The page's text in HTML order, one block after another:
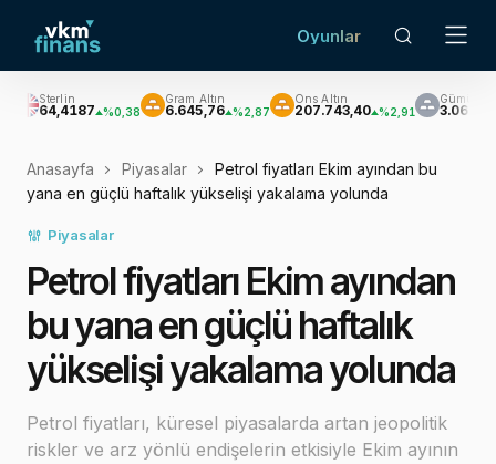
Oyunlar
%0,38
Gram Altın
6.645,76 %2,87
Ons Altın
207.743,40 %2,91 3.061,66 %4,56
Anasayfa Piyasalar
Petrol fiyatları Ekim ayından bu
yana en güçlü haftalık yükselişi yakalama yolunda
Piyasalar
Petrol fiyatları Ekim ayından
bu yana en güçlü haftalık
yükselişi yakalama yolunda
Petrol fiyatları, küresel piyasalarda artan jeopolitik
riskler ve arz yönlü endişelerin etkisiyle Ekim ayının